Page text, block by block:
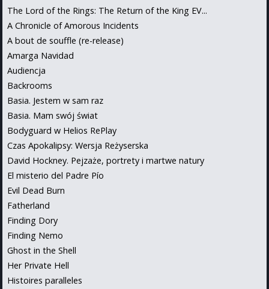
The Lord of the Rings: The Return of the King EV...
A Chronicle of Amorous Incidents
A bout de souffle (re-release)
Amarga Navidad
Audiencja
Backrooms
Basia. Jestem w sam raz
Basia. Mam swój świat
Bodyguard w Helios RePlay
Czas Apokalipsy: Wersja Reżyserska
David Hockney. Pejzaże, portrety i martwe natury
El misterio del Padre Pío
Evil Dead Burn
Fatherland
Finding Dory
Finding Nemo
Ghost in the Shell
Her Private Hell
Histoires paralleles